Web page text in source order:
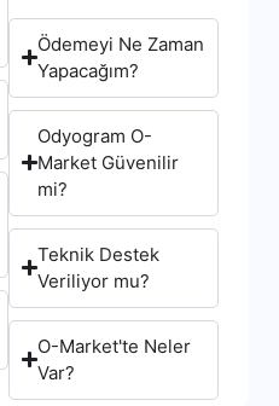
Ödemeyi Ne Zaman
Yapacağım?
Odyogram O-
Market Güvenilir
mi?
Teknik Destek
Veriliyor mu?
O-Market'te Neler
Var?